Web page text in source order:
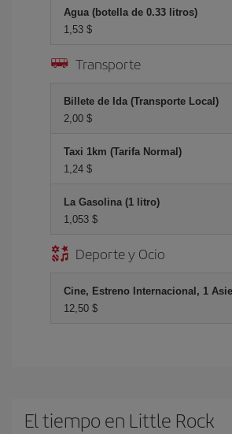
Agua (botella de 0.33 litros)
1,53 $
Transporte
Billete de Ida (Transporte Local)
2,00 $
Taxi 1km (Tarifa Normal)
1,24 $
La Gasolina (1 litro)
1,053 $
Deporte y Ocio
Cine, Estreno Internacional, 1
12,50 $
El tiempo en Little Rock